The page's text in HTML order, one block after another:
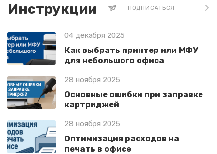
Инструкции ПОДПИСАТЬСЯ
04 декабря 2025
Как выбрать принтер или МФУ
для небольшого офиса
28 ноября 2025
Основные ошибки при заправке
картриджей
28 ноября 2025
Оптимизация расходов на
печать в офисе